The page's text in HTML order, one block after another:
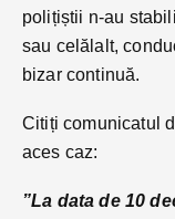
polițiștii n-au
sau celălalt,
bizar continuă.
Citiți comunicatul
aces caz:
”La data de 10